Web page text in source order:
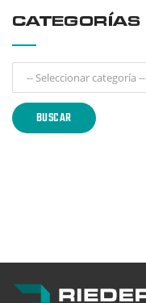
CATEGORÍAS
-- Seleccionar categoría --
BUSCAR